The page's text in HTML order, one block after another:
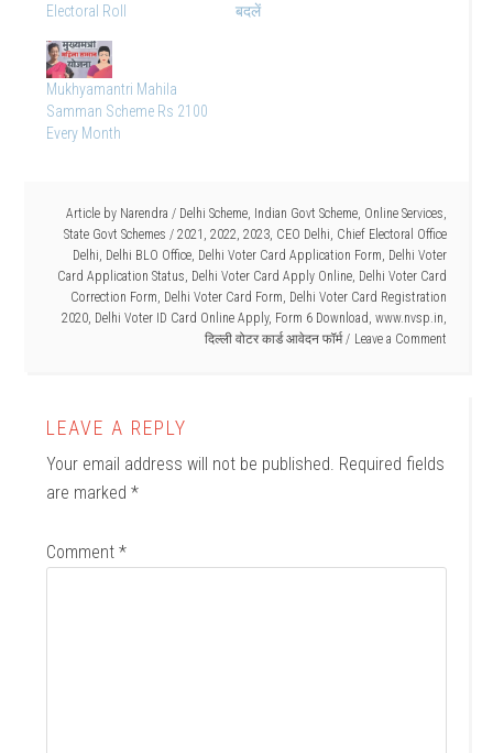
Electoral Roll
बदलें
Mukhyamantri Mahila
Samman Scheme Rs 2100
Every Month
Article by Narendra / Delhi Scheme, Indian Govt Scheme, Online Services,
State Govt Schemes / 2021 , 2022, 2023, CEO Delhi, Chief Electoral Office
Delhi, Delhi BLO Office, Delhi Voter Card Application Form, Delhi Voter
Card Application Status, Delhi Voter Card Apply Online, Delhi Voter Card
Correction Form, Delhi Voter Card Form, Delhi Voter Card Registration
2020, Delhi Voter ID Card Online Apply, Form 6 Download, www.nvsp.in,
दिल्ली वोटर कार्ड आवेदन फॉर्म
Leave a Comment
LEAVE A REPLY
Your email address will not be published. Required fields
are marked*
Comment*